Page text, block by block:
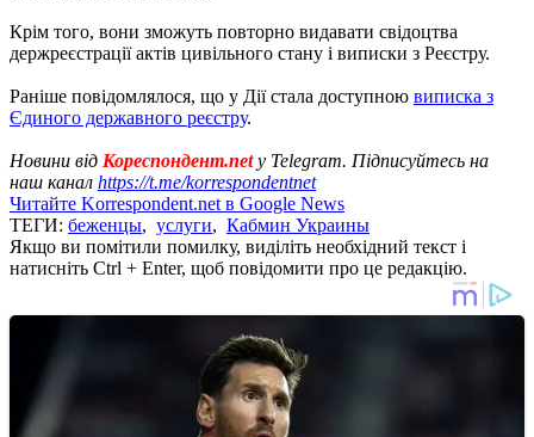
Крім того, вони зможуть повторно видавати свідоцтва
держреєстрації актів цивільного стану і виписки з Реєстру.
Раніше повідомлялося, що у Дії стала доступною виписка з
Єдиного державного реєстру.
Новини від Кореспондент.netу Telegram. Підписуйтесь на
наш канал https://t.me/korrespondentnet
Читайте Korrespondent.net в Google News
ТЕГИ: беженцы, услуги, Кабмин Украины
Якщо ви помітили помилку, виділіть необхідний текст і
натисніть Ctrl + Enter, щоб повідомити про це редакцію.